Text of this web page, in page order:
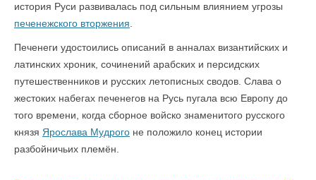
история Руси развивалась под сильным влиянием угрозы
печенежского вторжения
Печенеги удостоились описаний в анналах византийских и
латинских хроник, сочинений арабских и персидских
путешественников и русских летописных сводов. Слава о
жестоких набегах печенегов на Русь пугала всю Европу до
того времени, когда сборное войско знаменитого русского
князя Ярослава Мудрого не положило конец истории
разбойничьих племён.